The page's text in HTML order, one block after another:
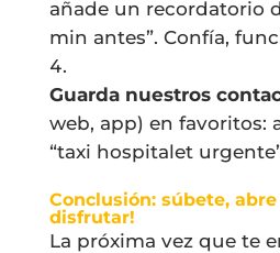
añade un recordatorio
min antes”. Confía,
Guarda nuestros
web, app) en favoritos:
“taxi hospitalet
Conclusión: súbete, abre
disfrutar!
La próxima vez que te